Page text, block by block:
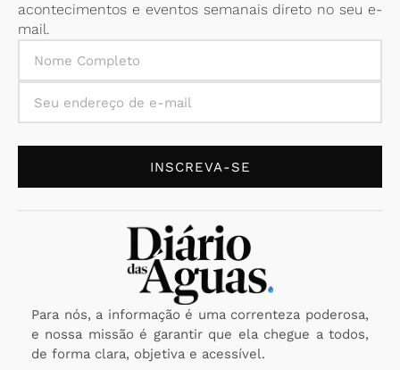
acontecimentos e eventos semanais direto no seu e-
mail.
INSCREVA-SE
Para nós, a informação é uma correnteza poderosa,
e nossa missão é garantir que ela chegue a todos,
de forma clara, objetiva e acessível.